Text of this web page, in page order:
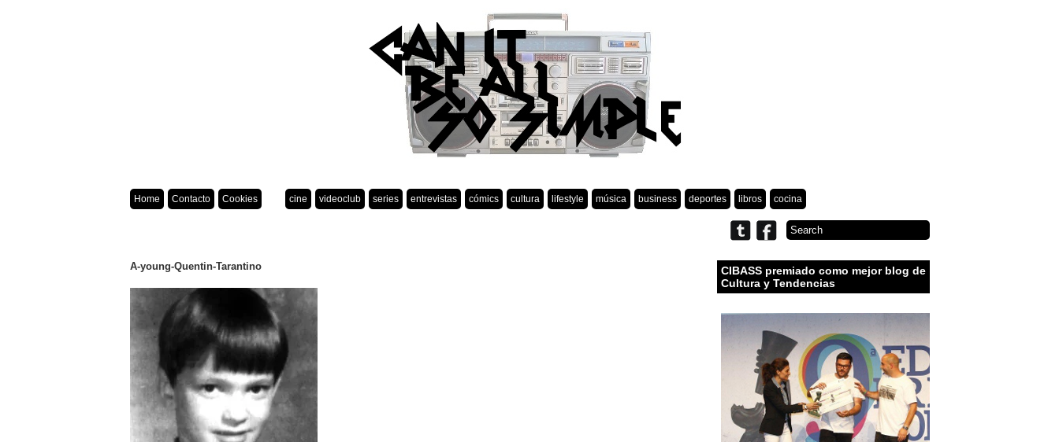
Home Contacto Cookies cine videoclub series entrevistas cómics cultura lifestyle música business deportes libros cocina
A-young-Quentin-Tarantino
CIBASS premiado como mejor blog de
Cultura y Tendencias